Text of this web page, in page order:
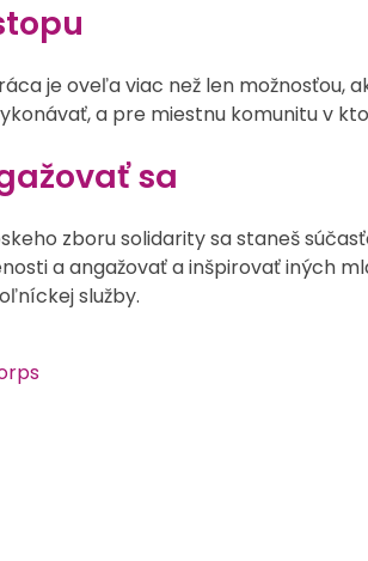
je oveľa viac než len možnosťou,
a pre miestnu komunitu v
sa
zboru solidarity sa staneš
a angažovať a inšpirovať iných
služby.